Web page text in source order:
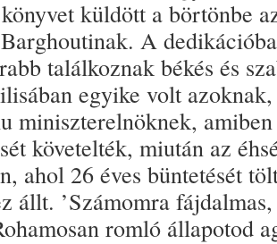
küldött a börtönbe
A
találkoznak békés és
egyike volt
miniszterelnöknek,
követelték, miután az
ahol 26 éves büntetését
állt. ’Számomra
romló állapotod